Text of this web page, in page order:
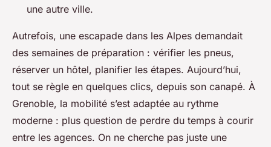
une autre ville.
Autrefois, une escapade dans les Alpes demandait
des semaines de préparation : vérifier les pneus,
réserver un hôtel, planifier les étapes. Aujourd’hui,
tout se règle en quelques clics, depuis son canapé. À
Grenoble, la mobilité s’est adaptée au rythme
moderne : plus question de perdre du temps à courir
entre les agences. On ne cherche pas juste une